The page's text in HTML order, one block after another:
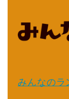
みんなのラ